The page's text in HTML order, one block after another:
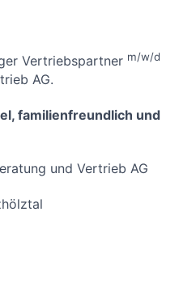
Vertriebspartner m/w/d
AG.
familienfreundlich und
und Vertrieb AG